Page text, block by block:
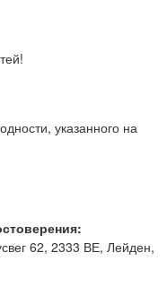
указанного на
62, 2333 ВЕ, Лейден,